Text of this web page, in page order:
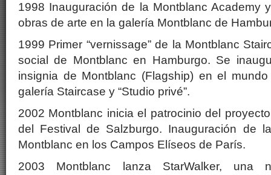
1998 Inauguración de la Montblanc Academy
obras de arte en la galería Montblanc de
1999 Primer “vernissage” de la Montblanc
social de Montblanc en Hamburgo. Se
insignia de Montblanc (Flagship) en el
galería Staircase y “Studio privé”.
2002 Montblanc inicia el patrocinio del
del Festival de Salzburgo. Inauguración de
Montblanc en los Campos Elíseos de París.
2003 Montblanc lanza StarWalker, una